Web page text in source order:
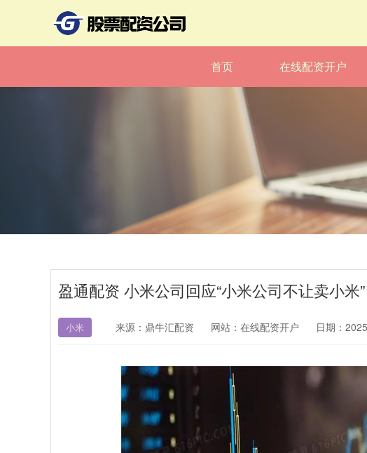
首页 在线配资开户
盈通配资 小米公司回应“小米公司不让卖小米
小米 来源：鼎牛汇配资 网站：在线配资开户 日期：